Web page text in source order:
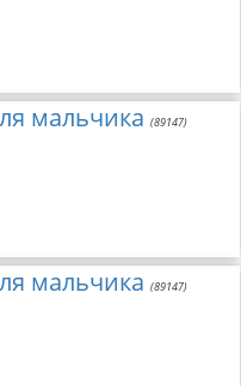
мальчика (89147)
мальчика (89147)